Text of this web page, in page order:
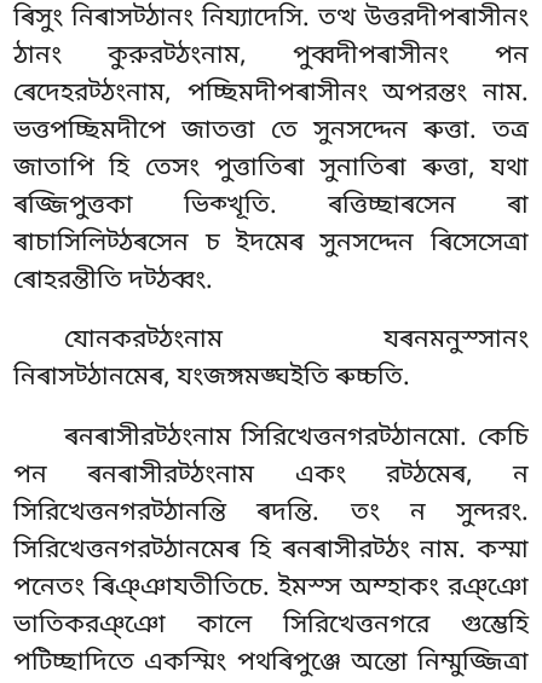
ৰিসুং নিৰাসট্ঠানং নিয্যাদেসি. তত্থ উত্তরদীপৰাসীনং
ঠানং কুরুরট্ঠংনাম, পুব্বদীপৰাসীনং পন
ৰেদেহরট্ঠংনাম, পচ্ছিমদীপৰাসীনং অপরন্তং নাম.
ভত্তপচ্ছিমদীপে জাতত্তা তে সুনসদ্দেন ৰুত্তা. তত্র
জাতাপি হি তেসং পুত্তাতিৰা সুনাতিৰা ৰুত্তা, যথা
ৰজ্জিপুত্তকা ভিক্খূতি. ৰত্তিচ্ছাৰসেন ৰা
ৰাচাসিলিট্ঠৰসেন চ ইদমেৰ সুনসদ্দেন ৰিসেসেত্ৰা
ৰোহরন্তীতি দট্ঠব্বং.
যোনকরট্ঠংনাম যৰনমনুস্সানং
নিৰাসট্ঠানমেৰ, যংজঙ্গমঙ্ঘইতি ৰুচ্চতি.
ৰনৰাসীরট্ঠংনাম সিরিখেত্তনগরট্ঠানমো. কেচি
পন ৰনৰাসীরট্ঠংনাম একং রট্ঠমেৰ, ন
সিরিখেত্তনগরট্ঠানন্তি ৰদন্তি. তং ন সুন্দরং.
সিরিখেত্তনগরট্ঠানমেৰ হি ৰনৰাসীরট্ঠং নাম. কস্মা
পনেতং ৰিঞ্ঞাযতীতিচে. ইমস্স অম্হাকং রঞ্ঞো
ভাতিকরঞ্ঞো কালে সিরিখেত্তনগরে গুম্ভেহি
পটিচ্ছাদিতে একস্মিং পথৰিপুঞ্জে অন্তো নিম্মুজ্জিত্ৰা